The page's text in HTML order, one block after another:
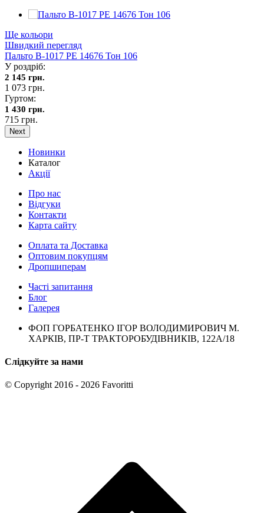
Ще кольори
Швидкий перегляд
Пальто В-1017 PE 14676 Тон 106
У роздріб:
2 145 грн.
1 073 грн.
Гуртом:
1 430 грн.
715 грн.
Next
Новинки
Каталог
Акції
Про нас
Відгуки
Контакти
Карта сайту
Оплата та Доставка
Оптовим покупцям
Дропшиперам
Часті запитання
Блог
Галерея
ФОП ГОРБАТЕНКО ІГОР ВОЛОДИМИРОВИЧ М.
ХАРКІВ, ПР-Т ТРАКТОРОБУДІВНИКІВ, 122А/18
Слідкуйте за нами
© Copyright 2016 - 2026 Favoritti